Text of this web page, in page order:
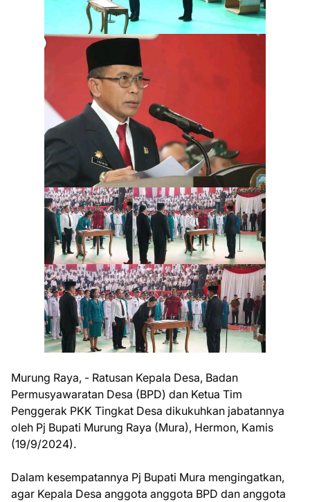
Murung Raya, - Ratusan Kepala Desa, Badan
Permusyawaratan Desa (BPD) dan Ketua Tim
Penggerak PKK Tingkat Desa dikukuhkan jabatannya
oleh Pj Bupati Murung Raya (Mura), Hermon, Kamis
(19/9/2024).
Dalam kesempatannya Pj Bupati Mura mengingatkan,
agar Kepala Desa anggota anggota BPD dan anggota